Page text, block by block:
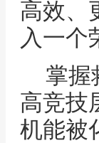
高效、
入一个
掌握
高竞技
机能被